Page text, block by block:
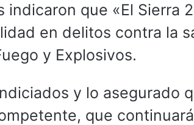
indicaron que «El Sierra
en delitos contra la
y Explosivos.
y lo asegurado
que